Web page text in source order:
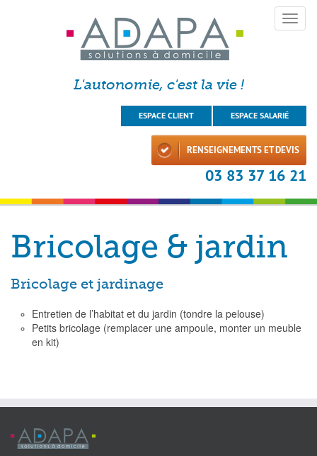
L'autonomie, c'est la vie !
ESPACE SALARIÉ
ESPACE CLIENT
RENSEIGNEMENTS ET DEVIS
03 83 37 16 21
Toggle
Bricolage & jardin
Bricolage et jardinage
Entretien de l’habitat et du jardin (tondre la pelouse)
Petits bricolage (remplacer une ampoule, monter un meuble
en kit)